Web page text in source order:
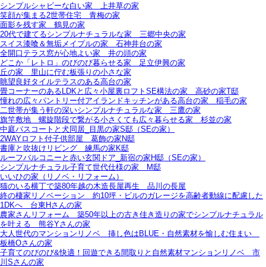
シンプルシャビーな白い家＿上井草の家
笑顔が集まる2世帯住宅＿青梅の家
面影を残す家＿鶴見の家
20代で建てるシンプルナチュラルな家＿三郷中央の家
スイス漆喰＆無垢メイプルの家＿石神井台の家
全開口テラス窓が心地よい家＿井の頭の家
どこか「レトロ」のびのび暮らせる家＿足立伊興の家
丘の家＿里山に佇む板張りの小さな家
眺望良好タイルテラスのある高台の家
畳コーナーのあるLDKと広々小屋裏ロフトSE構法の家＿高砂の家T邸
憧れの広々パントリー付アイランドキッチンがある高台の家＿稲毛の家
二世帯が集う軒の深いシンプルナチュラルな家＿三鷹の家
旗竿敷地＿螺旋階段で繋がる小さくても広々暮らせる家＿杉並の家
中庭バスコートと犬同居_目黒の家S邸（SEの家）
2WAYロフト付子供部屋＿葛飾の家N邸
書庫と吹抜けリビング 練馬の家K邸
ルーフバルコニーと赤い玄関ドア_新宿の家H邸（SEの家）
シンプルナチュラル子育て世代仕様の家 M邸
いいひの家（リノベ・リフォーム）
猫のいる横丁で築80年越の木造長屋再生＿品川の長屋
終の棲家リノベーション＿約10坪・ビルのガレージを高齢者動線に配慮した
1DKへ＿台東Hさんの家
農家さんリフォーム＿築50年以上の古き佳き造りの家でシンプルナチュラル
を叶える＿熊谷Yさんの家
大人世代のマンションリノベ＿挿し色はBLUE・自然素材を愉しむ住まい＿
板橋Oさんの家
子育てのびのび&快適！回遊できる間取りと自然素材マンションリノベ＿市
川Sさんの家